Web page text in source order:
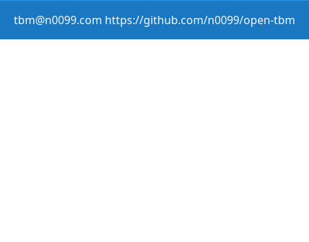
tbm@n0099.com https://github.com/n0099/open-tbm